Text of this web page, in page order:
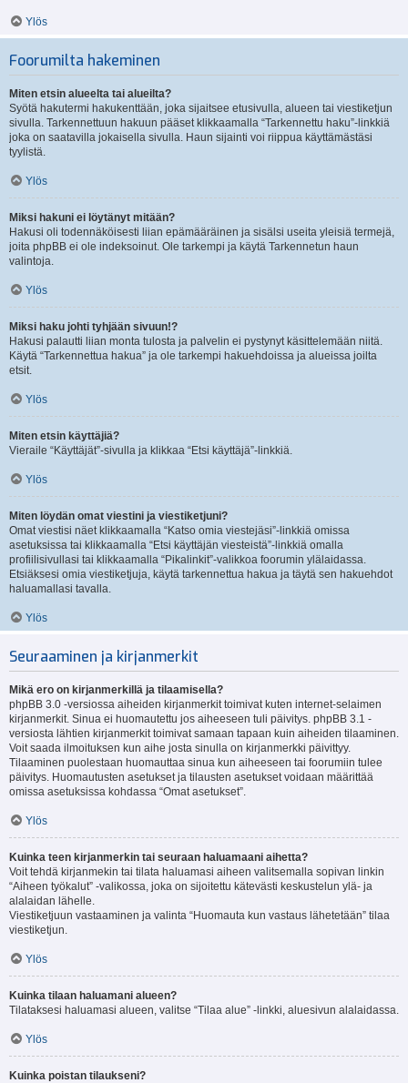
Ylös
Foorumilta hakeminen
Miten etsin alueelta tai alueilta?
Syötä hakutermi hakukenttään, joka sijaitsee etusivulla, alueen tai viestiketjun
sivulla. Tarkennettuun hakuun pääset klikkaamalla “Tarkennettu haku”-linkkiä
joka on saatavilla jokaisella sivulla. Haun sijainti voi riippua käyttämästäsi
tyylistä.
Ylös
Miksi hakuni ei löytänyt mitään?
Hakusi oli todennäköisesti liian epämääräinen ja sisälsi useita yleisiä termejä,
joita phpBB ei ole indeksoinut. Ole tarkempi ja käytä Tarkennetun haun
valintoja.
Ylös
Miksi haku johti tyhjään sivuun!?
Hakusi palautti liian monta tulosta ja palvelin ei pystynyt käsittelemään niitä.
Käytä “Tarkennettua hakua” ja ole tarkempi hakuehdoissa ja alueissa joilta
etsit.
Ylös
Miten etsin käyttäjiä?
Vieraile “Käyttäjät”-sivulla ja klikkaa “Etsi käyttäjä”-linkkiä.
Ylös
Miten löydän omat viestini ja viestiketjuni?
Omat viestisi näet klikkaamalla “Katso omia viestejäsi”-linkkiä omissa
asetuksissa tai klikkaamalla “Etsi käyttäjän viesteistä”-linkkiä omalla
profiilisivullasi tai klikkaamalla “Pikalinkit”-valikkoa foorumin ylälaidassa.
Etsiäksesi omia viestiketjuja, käytä tarkennettua hakua ja täytä sen hakuehdot
haluamallasi tavalla.
Ylös
Seuraaminen ja kirjanmerkit
Mikä ero on kirjanmerkillä ja tilaamisella?
phpBB 3.0 -versiossa aiheiden kirjanmerkit toimivat kuten internet-selaimen
kirjanmerkit. Sinua ei huomautettu jos aiheeseen tuli päivitys. phpBB 3.1 -
versiosta lähtien kirjanmerkit toimivat samaan tapaan kuin aiheiden tilaaminen.
Voit saada ilmoituksen kun aihe josta sinulla on kirjanmerkki päivittyy.
Tilaaminen puolestaan huomauttaa sinua kun aiheeseen tai foorumiin tulee
päivitys. Huomautusten asetukset ja tilausten asetukset voidaan määrittää
omissa asetuksissa kohdassa “Omat asetukset”.
Ylös
Kuinka teen kirjanmerkin tai seuraan haluamaani aihetta?
Voit tehdä kirjanmekin tai tilata haluamasi aiheen valitsemalla sopivan linkin
“Aiheen työkalut” -valikossa, joka on sijoitettu kätevästi keskustelun ylä- ja
alalaidan lähelle.
Viestiketjuun vastaaminen ja valinta “Huomauta kun vastaus lähetetään” tilaa
viestiketjun.
Ylös
Kuinka tilaan haluamani alueen?
Tilataksesi haluamasi alueen, valitse “Tilaa alue” -linkki, aluesivun alalaidassa.
Ylös
Kuinka poistan tilaukseni?